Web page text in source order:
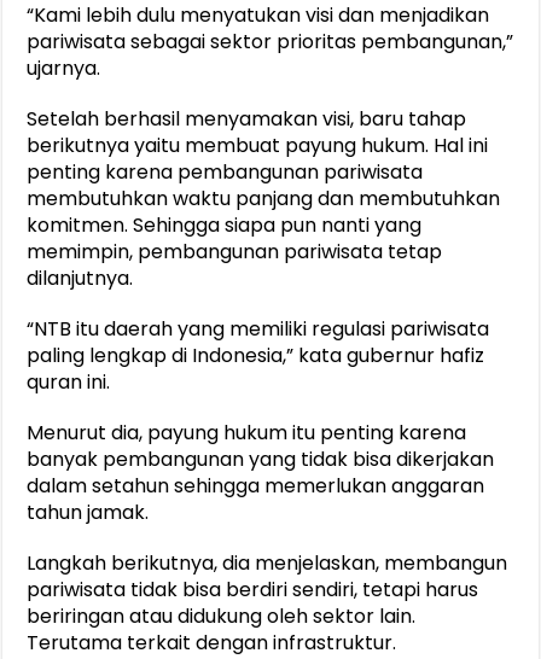
“Kami lebih dulu menyatukan visi dan menjadikan
pariwisata sebagai sektor prioritas pembangunan,”
ujarnya.
Setelah berhasil menyamakan visi, baru tahap
berikutnya yaitu membuat payung hukum. Hal ini
penting karena pembangunan pariwisata
membutuhkan waktu panjang dan membutuhkan
komitmen. Sehingga siapa pun nanti yang
memimpin, pembangunan pariwisata tetap
dilanjutnya.
“NTB itu daerah yang memiliki regulasi pariwisata
paling lengkap di Indonesia,” kata gubernur hafiz
quran ini.
Menurut dia, payung hukum itu penting karena
banyak pembangunan yang tidak bisa dikerjakan
dalam setahun sehingga memerlukan anggaran
tahun jamak.
Langkah berikutnya, dia menjelaskan, membangun
pariwisata tidak bisa berdiri sendiri, tetapi harus
beriringan atau didukung oleh sektor lain.
Terutama terkait dengan infrastruktur.